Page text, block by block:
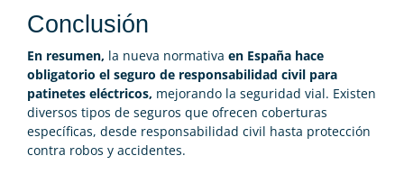
Conclusión
En resumen, la nueva normativa en España hace
obligatorio el seguro de responsabilidad civil para
patinetes eléctricos, mejorando la seguridad vial. Existen
diversos tipos de seguros que ofrecen coberturas
específicas, desde responsabilidad civil hasta protección
contra robos y accidentes.